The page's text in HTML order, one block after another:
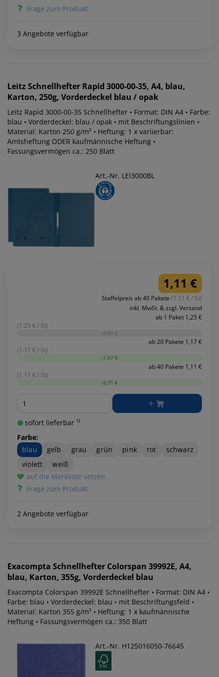
Frage zum Produkt
3 Angebote verfügbar
LeitzSchnellhefter Rapid 3000-00-35, A4, blau,
Karton, 250g, Vorderdeckel blau / opak
Leitz Rapid 3000-00-35 Schnellhefter • Format: DIN A4 • Farbe:
blau • Vorderdeckel: blau / opak • mit Beschriftungslinien •
Material: Karton 250 g/m² • Heftung: 1 x variierbar:
Amtsheftung ODER kaufmännische Heftung •
Fassungsvermögen ca.: 250 Blatt
Art.-Nr. LEI3000BL
1,11 €
Staffelpreis ab 40 Pakete (1.11 € / St)
inkl. MwSt. & zzgl. Versand
ab 1 Paket 1,25 €
(1.25 € / St)
-0,00 €
ab 20 Pakete 1,17 €
(1.17 € / St)
-1,67 €
ab 40 Pakete 1,11 €
(1.11 € / St)
-5,71 €
Menge
sofort lieferbar ¹⁾
Farbe:
blau
gelb grau grün pink rot
schwarz
violett
weiß
auf die Merkliste setzen
Frage zum Produkt
2 Angebote verfügbar
Exacompta Schnellhefter Colorspan 39992E, A4,
blau, Karton, 355g, Vorderdeckel blau
Exacompta Colorspan 39992E Schnellhefter • Format: DIN A4 •
Farbe: blau • Vorderdeckel: blau • mit Beschriftungsfeld •
Material: Karton 355 g/m² • Heftung: 1 x kaufmännische
Heftung • Fassungsvermögen ca.: 350 Blatt
Art.-Nr. H125016050-76645